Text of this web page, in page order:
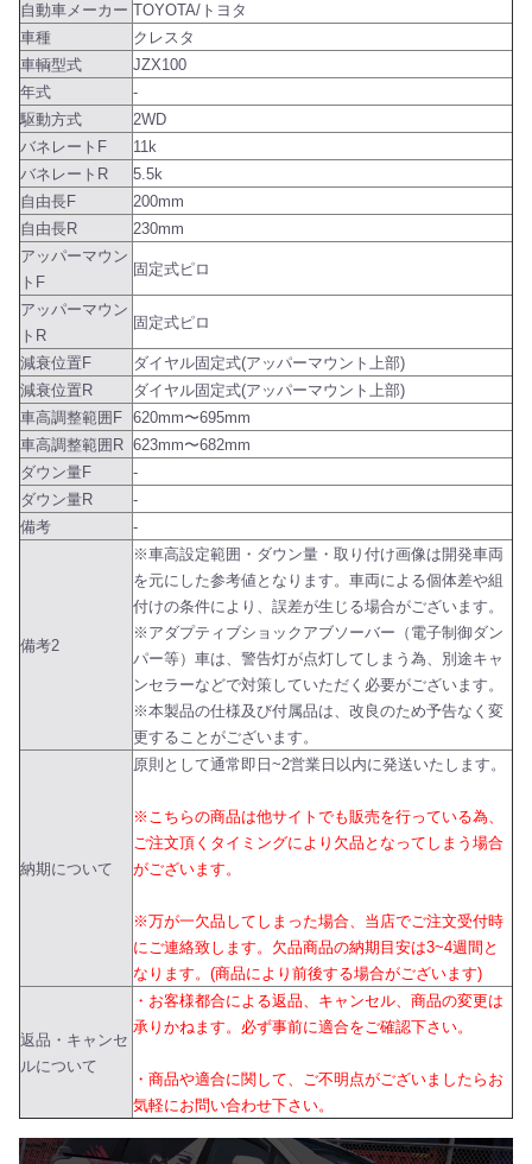
自動車メーカー TOYOTA/トヨタ
車種
クレスタ
車輌型式
JZX100
年式
-
駆動方式
2WD
バネレートF
11k
バネレートR
5.5k
自由長F
200mm
自由長R
230mm
アッパーマウン
トF
固定式ピロ
アッパーマウン
トR
固定式ピロ
減衰位置F
ダイヤル固定式(アッパーマウント上部)
減衰位置R
ダイヤル固定式(アッパーマウント上部)
車高調整範囲F 620mm〜695mm
車高調整範囲R 623mm〜682mm
ダウン量F
-
ダウン量R
-
備考
-
備考2
※車高設定範囲・ダウン量・取り付け画像は開発車両
を元にした参考値となります。車両による個体差や組
付けの条件により、誤差が生じる場合がございます。
※アダプティブショックアブソーバー（電子制御ダン
パー等）車は、警告灯が点灯してしまう為、別途キャ
ンセラーなどで対策していただく必要がございます。
※本製品の仕様及び付属品は、改良のため予告なく変
更することがございます。
納期について
原則として通常即日~2営業日以内に発送いたします。
※こちらの商品は他サイトでも販売を行っている為、
ご注文頂くタイミングにより欠品となってしまう場合
がございます。
※万が一欠品してしまった場合、当店でご注文受付時
にご連絡致します。欠品商品の納期目安は3~4週間と
なります。(商品により前後する場合がございます)
返品・キャンセ
ルについて
・お客様都合による返品、キャンセル、商品の変更は
承りかねます。必ず事前に適合をご確認下さい。
・商品や適合に関して、ご不明点がございましたらお
気軽にお問い合わせ下さい。